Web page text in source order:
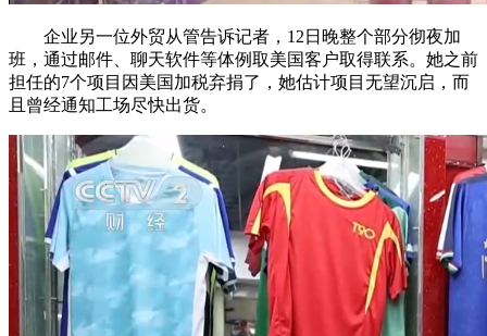
企业另一位外贸从管告诉记者，12日晚整个部分彻夜加
班，通过邮件、聊天软件等体例取美国客户取得联系。她之前
担任的7个项目因美国加税弃捐了，她估计项目无望沉启，而
且曾经通知工场尽快出货。